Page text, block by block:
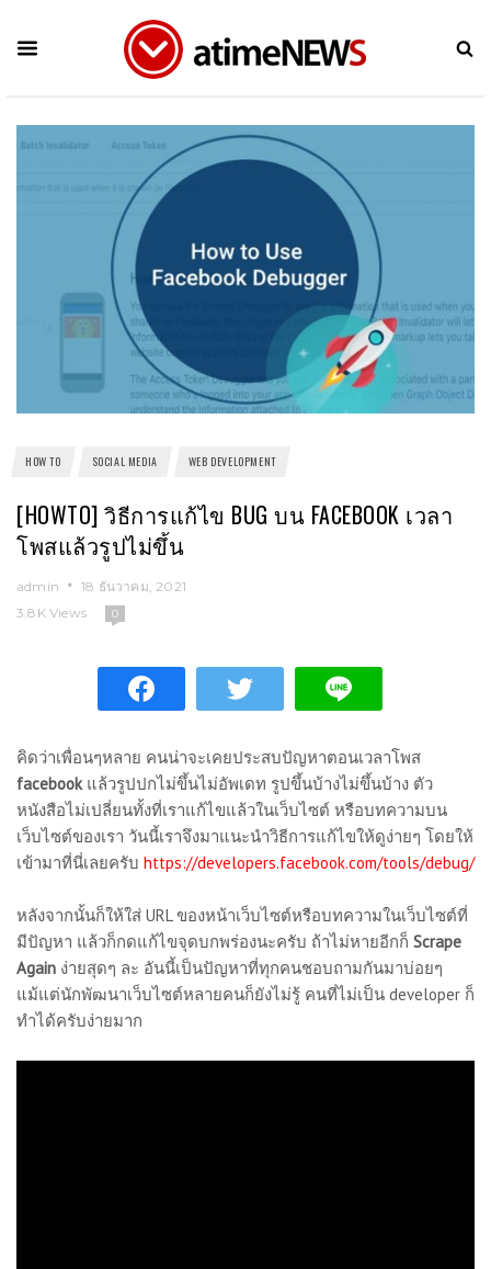
HOW TO SOCIAL MEDIA WEB DEVELOPMENT
[HOWTO] วิธีการแก้ไข BUG บน FACEBOOK เวลา
โพสแล้วรูปไม่ขึ้น
admin
18 ธันวาคม, 2021
3.8K Views
0
คิดว่าเพื่อนๆหลาย คนน่าจะเคยประสบปัญหาตอนเวลาโพส
facebookแล้วรูปปกไม่ขึ้นไม่อัพเดท รูปขึ้นบ้างไม่ขึ้นบ้าง ตัว
หนังสือไม่เปลี่ยนทั้งที่เราแก้ไขแล้วในเว็บไซต์ หรือบทความบน
เว็บไซต์ของเรา วันนี้เราจึงมาแนะนำวิธีการแก้ไขให้ดูง่ายๆ โดยให้
เข้ามาที่นี่เลยครับ https://developers.facebook.com/tools/debug/
หลังจากนั้นก็ให้ใส่ URL ของหน้าเว็บไซต์หรือบทความในเว็บไซต์ที่
มีปัญหา แล้วก็กดแก้ไขจุดบกพร่องนะครับ ถ้าไม่หายอีกก็ Scrape
Again ง่ายสุดๆ ละ อันนี้เป็นปัญหาที่ทุกคนชอบถามกันมาบ่อยๆ
แม้แต่นักพัฒนาเว็บไซต์หลายคนก็ยังไม่รู้ คนที่ไม่เป็น developer ก็
ทำได้ครับง่ายมาก